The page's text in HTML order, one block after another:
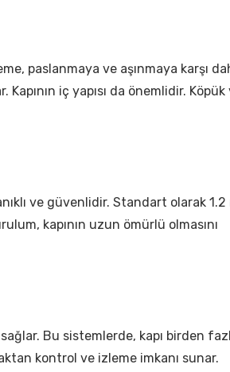
paslanmaya ve aşınmaya karşı
iç yapısı da önemlidir. Köpük
ve güvenlidir. Standart olarak
kapının uzun ömürlü olmasını
Bu sistemlerde, kapı birden
kontrol ve izleme imkanı sunar.